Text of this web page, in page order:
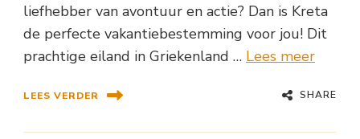
liefhebber van avontuur en actie? Dan is Kreta
de perfecte vakantiebestemming voor jou! Dit
prachtige eiland in Griekenland … Lees meer
LEES VERDER SHARE